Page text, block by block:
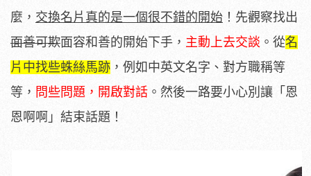
麼， 交換名片真的是一個很不錯的開始 ！先觀察找出
面善可欺面容和善的開始下手， 主動上去交談 。從名
片中找些蛛絲馬跡 ，例如中英文名字、對方職稱等
等， 問些問題，開啟對話 。然後一路要小心別讓「恩
恩啊啊」結束話題！